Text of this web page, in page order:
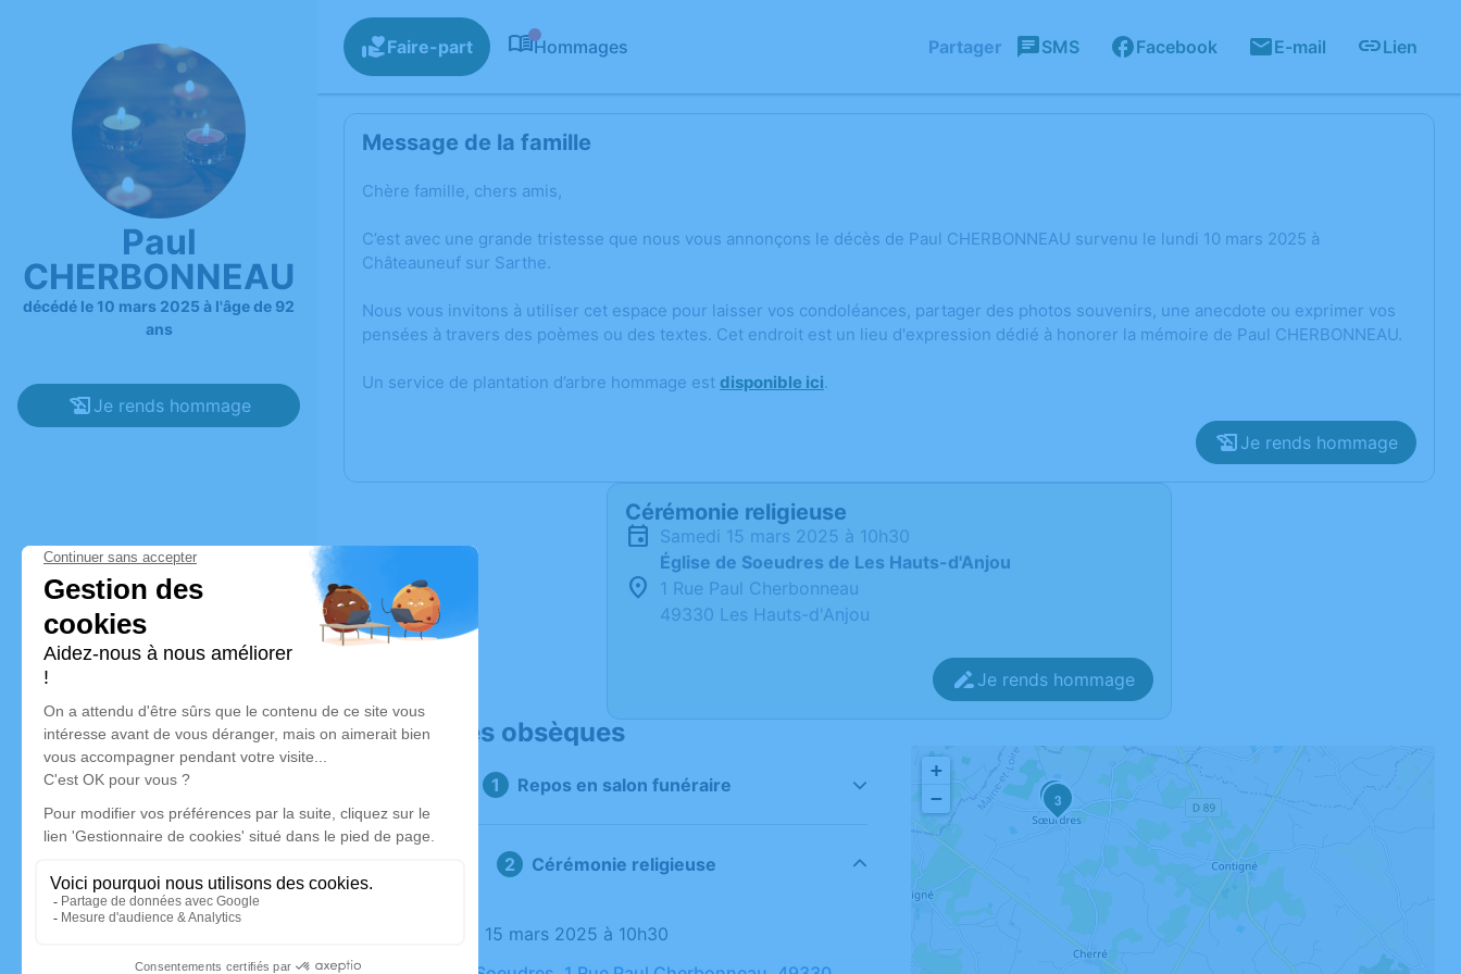
Paul
CHERBONNEAU
décédé le 10 mars 2025 à l'âge de 92
ans
Je rends hommage
Faire-part Hommages Partager SMS Facebook E-mail Lien
Message de la famille
Chère famille, chers amis,
C’est avec une grande tristesse que nous vous annonçons le décès de Paul CHERBONNEAU survenu le lundi 10 mars 2025 à
Châteauneuf sur Sarthe.
Nous vous invitons à utiliser cet espace pour laisser vos condoléances, partager des photos souvenirs, une anecdote ou exprimer vos
pensées à travers des poèmes ou des textes. Cet endroit est un lieu d'expression dédié à honorer la mémoire de Paul CHERBONNEAU.
Un service de plantation d’arbre hommage est disponible ici.
Je rends hommage
Cérémonie religieuse
samedi 15 mars 2025 à 10h30
Église de Soeudres de Les Hauts-d'Anjou
1 Rue Paul Cherbonneau
49330 Les Hauts-d'Anjou
Je rends hommage
Déroulé des obsèques
Repos en salon funéraire
Cérémonie religieuse
Le samedi 15 mars 2025 à 10h30
23
+
−